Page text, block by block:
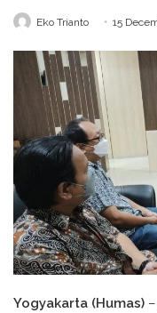
Eko Trianto 15
Yogyakarta (Humas)